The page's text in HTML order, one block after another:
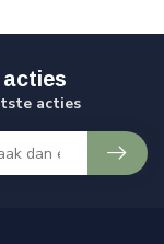
acties
acties